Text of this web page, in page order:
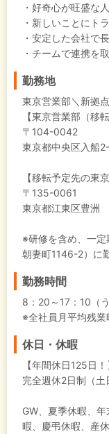
・好奇心が旺盛な人
・新しいことにト
・安定した会社で
・チームで連携を
勤務地
東京営業部＼新拠
【東京営業部（移
〒104-0042
東京都中央区入船
【移転予定先の東
〒135-0061
東京都江東区豊洲
※研修を含め、一
朝妻町1146-2）に
勤務時間
8：20～17：10（
※全社員月平均残
休日・休暇
【年間休日125日！
完全週休2日制（土
GW、夏季休暇、
暇、慶弔休暇、産